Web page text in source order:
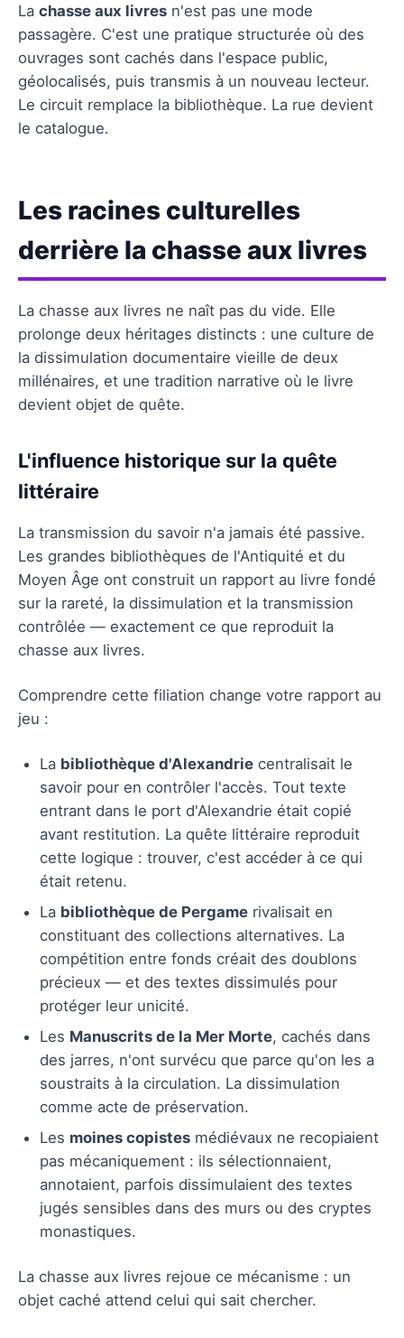
Répercussions culturelles et sociales de la
chasse aux livres
Questions fréquentes
La chasse aux livres n'est pas une mode
passagère. C'est une pratique structurée où des
ouvrages sont cachés dans l'espace public,
géolocalisés, puis transmis à un nouveau lecteur.
Le circuit remplace la bibliothèque. La rue devient
le catalogue.
Les racines culturelles
derrière la chasse aux livres
La chasse aux livres ne naît pas du vide. Elle
prolonge deux héritages distincts : une culture de
la dissimulation documentaire vieille de deux
millénaires, et une tradition narrative où le livre
devient objet de quête.
L'influence historique sur la quête
littéraire
La transmission du savoir n'a jamais été passive.
Les grandes bibliothèques de l'Antiquité et du
Moyen Âge ont construit un rapport au livre fondé
sur la rareté, la dissimulation et la transmission
contrôlée — exactement ce que reproduit la
chasse aux livres.
Comprendre cette filiation change votre rapport au
jeu :
La bibliothèque d'Alexandrie centralisait le
savoir pour en contrôler l'accès. Tout texte
entrant dans le port d'Alexandrie était copié
avant restitution. La quête littéraire reproduit
cette logique : trouver, c'est accéder à ce qui
était retenu.
La bibliothèque de Pergame rivalisait en
constituant des collections alternatives. La
compétition entre fonds créait des doublons
précieux — et des textes dissimulés pour
protéger leur unicité.
Les Manuscrits de la Mer Morte, cachés dans
des jarres, n'ont survécu que parce qu'on les a
soustraits à la circulation. La dissimulation
comme acte de préservation.
Les moines copistes médiévaux ne recopiaient
pas mécaniquement : ils sélectionnaient,
annotaient, parfois dissimulaient des textes
jugés sensibles dans des murs ou des cryptes
monastiques.
La chasse aux livres rejoue ce mécanisme : un
objet caché attend celui qui sait chercher.